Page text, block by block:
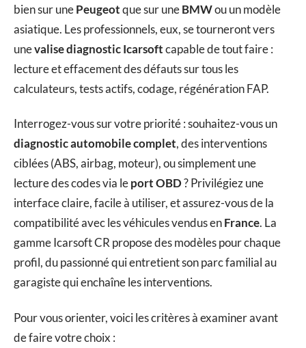
bien sur unePeugeotque sur uneBMWou un modèle
asiatique. Les professionnels, eux, se tourneront vers
unevalise diagnostic Icarsoftcapable de tout faire :
lecture et effacement des défauts sur tous les
calculateurs, tests actifs, codage, régénération FAP.
Interrogez-vous sur votre priorité : souhaitez-vous un
diagnostic automobile complet, des interventions
ciblées (ABS, airbag, moteur), ou simplement une
lecture des codes via leport OBD? Privilégiez une
interface claire, facile à utiliser, et assurez-vous de la
compatibilité avec les véhicules vendus enFrance. La
gamme Icarsoft CR propose des modèles pour chaque
profil, du passionné qui entretient son parc familial au
garagiste qui enchaîne les interventions.
Pour vous orienter, voici les critères à examiner avant
de faire votre choix :